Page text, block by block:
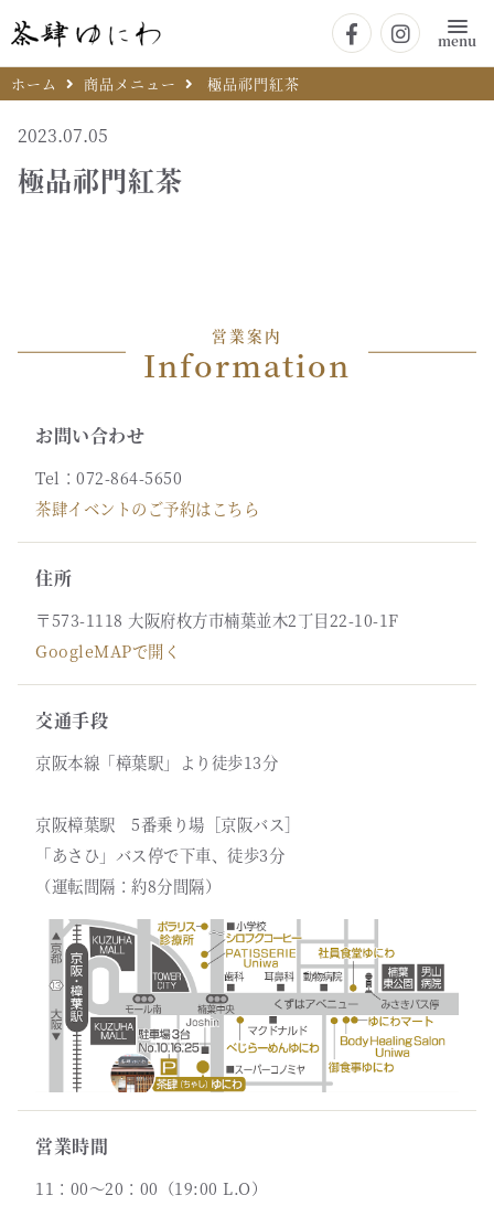
menu
ホーム 商品メニュー 極品祁門紅茶
2023.07.05
極品祁門紅茶
営業案内
Information
お問い合わせ
Tel：072-864-5650
茶肆イベントのご予約はこちら
住所
〒573-1118 大阪府枚方市楠葉並木2丁目22-10-1F
GoogleMAPで開く
交通手段
京阪本線「樟葉駅」より徒歩13分
京阪樟葉駅 5番乗り場［京阪バス］
「あさひ」バス停で下車、徒歩3分
（運転間隔：約8分間隔）
営業時間
11：00～20：00（19:00 L.O）